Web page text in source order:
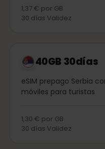
1,37 € por GB
30 días Validez
40GB 30días
eSIM prepago Serbia
móviles para turistas
1,30 € por GB
30 días Validez